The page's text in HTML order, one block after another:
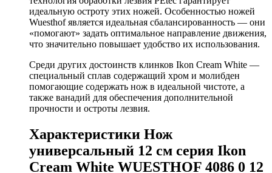
идеальную остроту этих ножей. Особенностью ножей
Wuesthof является идеальная сбалансированность — они
«помогают» задать оптимальное направление движения,
что значительно повышает удобство их использования.
Среди других достоинств клинков Ikon Cream White —
специальный сплав содержащий хром и молибден
помогающие содержать нож в идеальной чистоте, а
также ванадий для обеспечения дополнительной
прочности и остроты лезвия.
Характеристики Нож
универсальный 12 см серия Ikon
Cream White WUESTHOF 4086 0 12